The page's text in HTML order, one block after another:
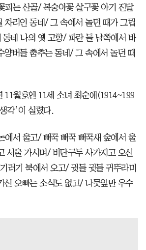
피는 산골/ 복숭아꽃 살구꽃 아기 진달
차리인 동네/ 그 속에서 놀던 때가 그립
네 나의 옛 고향/ 파란 들 남쪽에서 바
양버들 춤추는 동네/ 그 속에서 놀던 때
11월호엔 11세 소녀 최순애(1914~199
각’이 실렸다.
에서 울고/ 뻐꾹 뻐꾹 뻐꾹새 숲에서 울
서울 가시며/ 비단구두 사가지고 오신
러기 북에서 오고/ 귓들 귓들 귀뚜라미
신 오빠는 소식도 없고/ 나뭇잎만 우수